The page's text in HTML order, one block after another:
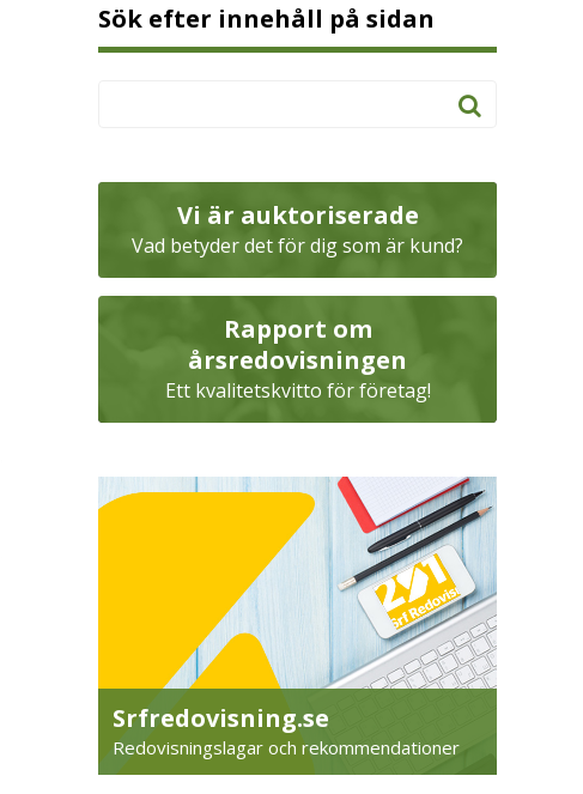
Sök efter innehåll på sidan
Vi är auktoriserade
Vad betyder det för dig som är kund?
Rapport om
årsredovisningen
Ett kvalitetskvitto för företag!
Srfredovisning.se
Redovisningslagar och rekommendationer